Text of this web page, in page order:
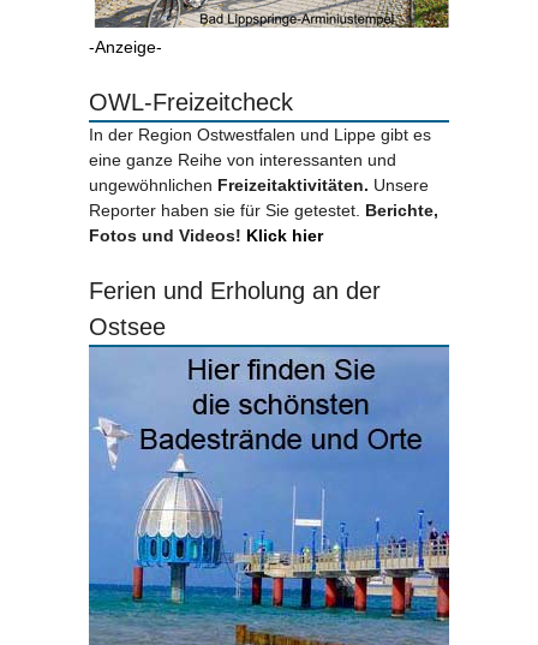
-Anzeige-
OWL-Freizeitcheck
In der Region Ostwestfalen und Lippe gibt es
eine ganze Reihe von interessanten und
ungewöhnlichen Freizeitaktivitäten. Unsere
Reporter haben sie für Sie getestet. Berichte,
Fotos und Videos! Klick hier
Ferien und Erholung an der
Ostsee